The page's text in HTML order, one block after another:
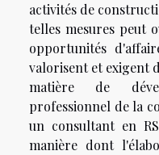
activités de
telles mesures peut
opportunités
valorisent et exigent
matière de
professionnel de la
un consultant en
manière dont